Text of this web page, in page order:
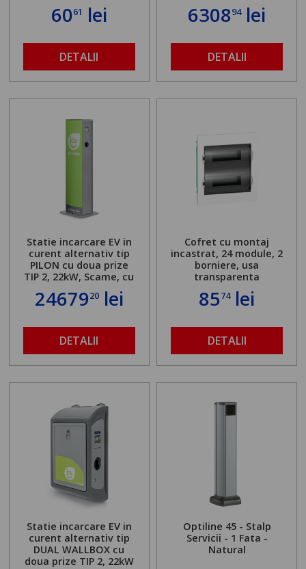
6061 lei
DETALII
630894lei
DETALII
Statie incarcare EV in
curent alternativ tip
PILON cu doua prize
TIP 2, 22kW, Scame, cu
server local
2467920lei
DETALII
Cofret cu montaj
incastrat, 24 module, 2
borniere, usa
transparenta
8574lei
DETALII
Statie incarcare EV in
curent alternativ tip
DUAL WALLBOX cu
doua prize TIP 2, 22kW
Optiline 45 - Stalp
Servicii - 1 Fata -
Natural